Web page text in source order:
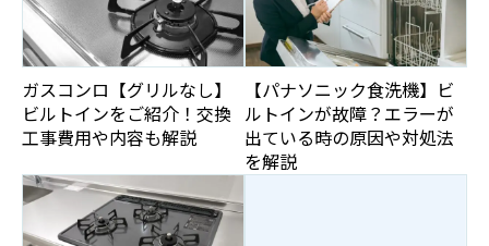
ガスコンロ【グリルなし】
ビルトインをご紹介！交換
工事費用や内容も解説
【パナソニック食洗機】ビ
ルトインが故障？エラーが
出ている時の原因や対処法
を解説